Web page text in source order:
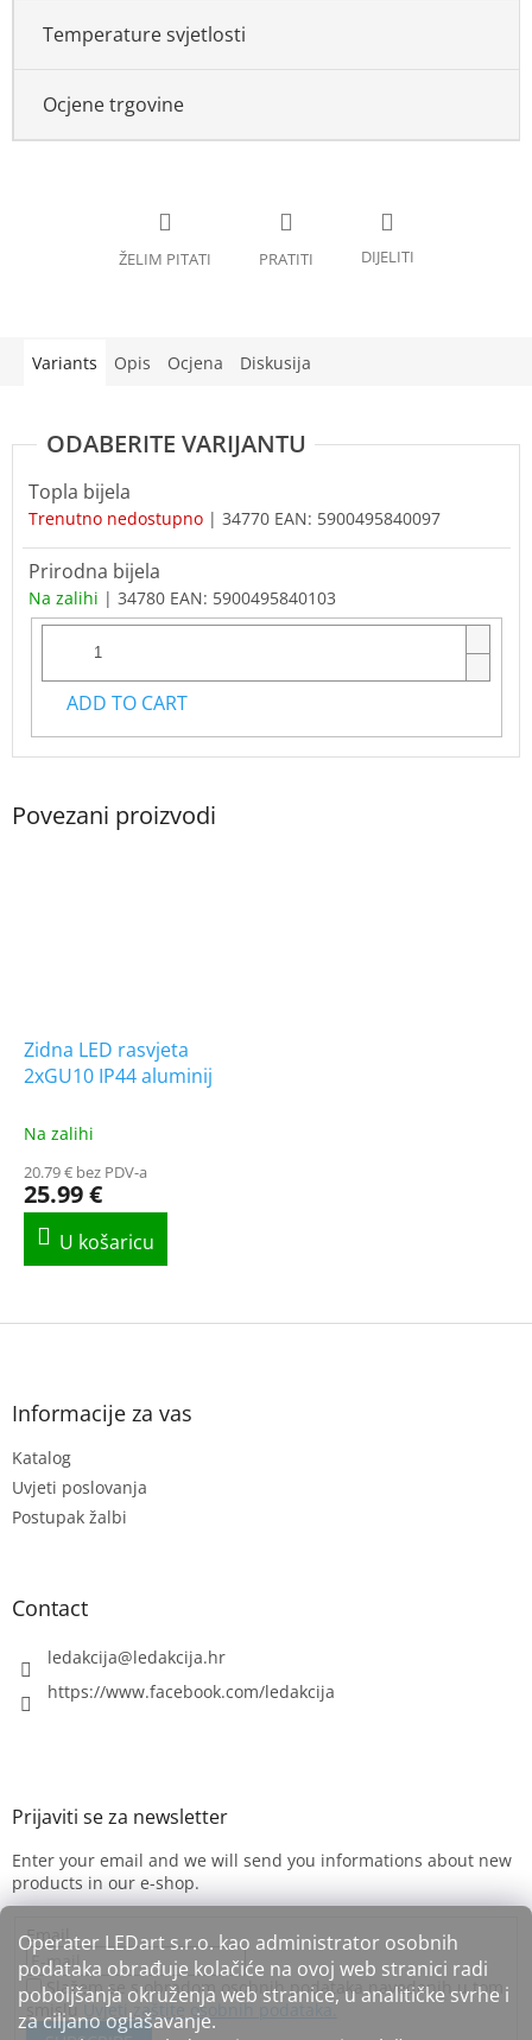
Operater LEDart s.r.o. kao administrator osobnih
podataka obrađuje kolačiće na ovoj web stranici radi
poboljšanja okruženja web stranice, u analitičke svrhe i
za ciljano oglašavanje.
Temperature svjetlosti
Ocjene trgovine
Zidna LED rasvjeta
2xGU10 IP44 aluminij
Na zalihi
20.79 € bez PDV-a
25.99 €
Variants Opis Ocjena Diskusija
Topla bijela
Trenutno nedostupno | 34770 EAN: 5900495840097
Prirodna bijela
Na zalihi | 34780 EAN: 5900495840103
ADD TO CART
F
Informacije za vas
Katalog
Uvjeti poslovanja
Postupak žalbi
Contact
ledakcija@ledakcija.hr
https://www.facebook.com/ledakcija
Enter your email and we will send you informations about new
products in our e-shop.
Email
Slažem se s obradom osobnih podataka navedenih u tom
smisluUvjeti zaštite osobnih podataka.